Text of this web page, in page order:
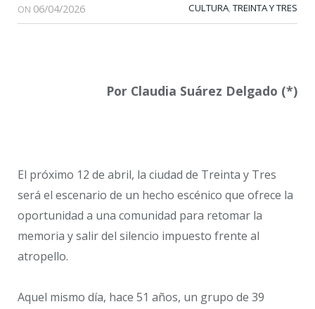
ON 06/04/2026 CULTURA,TREINTA Y TRES
Por Claudia Suárez Delgado (*)
El próximo 12 de abril, la ciudad de Treinta y Tres
será el escenario de un hecho escénico que ofrece la
oportunidad a una comunidad para retomar la
memoria y salir del silencio impuesto frente al
atropello.
Aquel mismo día, hace 51 años, un grupo de 39